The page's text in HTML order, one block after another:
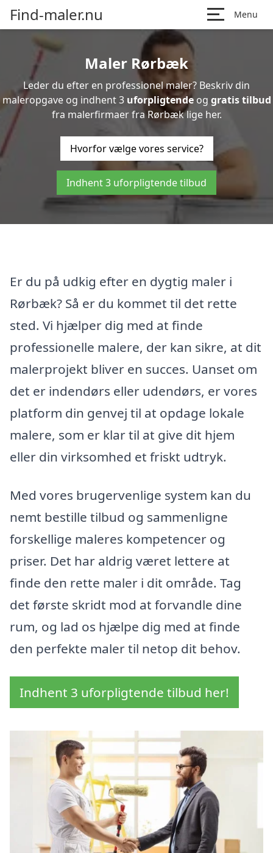
Find-maler.nu Menu
Maler Rørbæk
Leder du efter en professionel maler? Beskriv din
maleropgave og indhent 3 uforpligtendeog gratis tilbud
fra malerfirmaer fra Rørbæk lige her.
Hvorfor vælge vores service?
Indhent 3 uforpligtende tilbud
Er du på udkig efter en dygtig maler i
Rørbæk? Så er du kommet til det rette
sted. Vi hjælper dig med at finde
professionelle malere, der kan sikre, at dit
malerprojekt bliver en succes. Uanset om
det er indendørs eller udendørs, er vores
platform din genvej til at opdage lokale
malere, som er klar til at give dit hjem
eller din virksomhed et friskt udtryk.
Med vores brugervenlige system kan du
nemt bestille tilbud og sammenligne
forskellige maleres kompetencer og
priser. Det har aldrig været lettere at
finde den rette maler i dit område. Tag
det første skridt mod at forvandle dine
rum, og lad os hjælpe dig med at finde
den perfekte maler til netop dit behov.
Indhent 3 uforpligtende tilbud her!